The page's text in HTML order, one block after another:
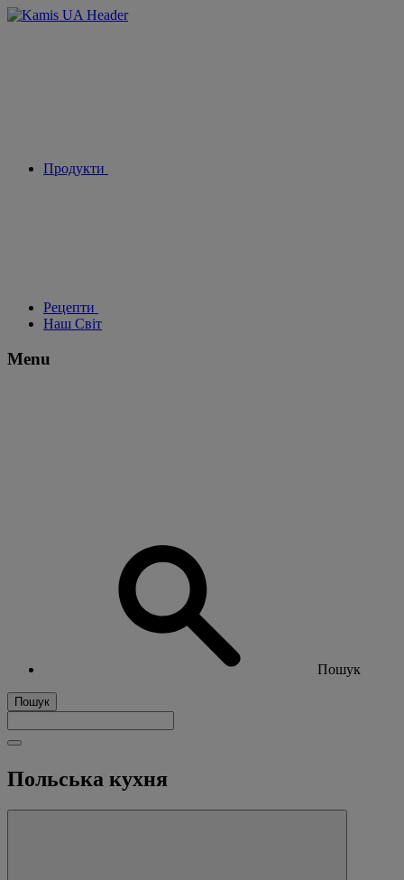
Продукти
Рецепти
Наш Світ
Menu
Пошук
Пошук
Польська кухня